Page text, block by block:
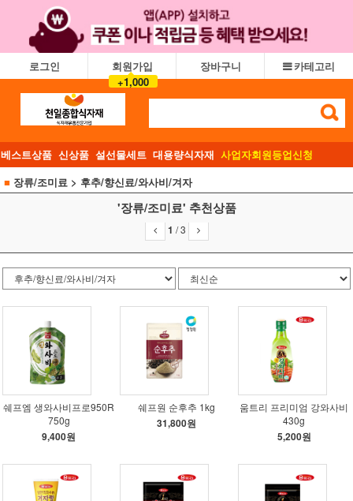
로그인
회원가입
+1,000
장바구니 카테고리
베스트상품 신상품 설선물세트 대용량식자재 사업자회원등업신청
■ 장류/조미료 > 후추/향신료/와사비/겨자
'장류/조미료' 추천상품
1 /3
쉐프엠 생와사비프로950R
750g
9,400원
쉐프원 순후추 1kg
31,800원
움트리 프리미엄 강와사비
430g
5,200원